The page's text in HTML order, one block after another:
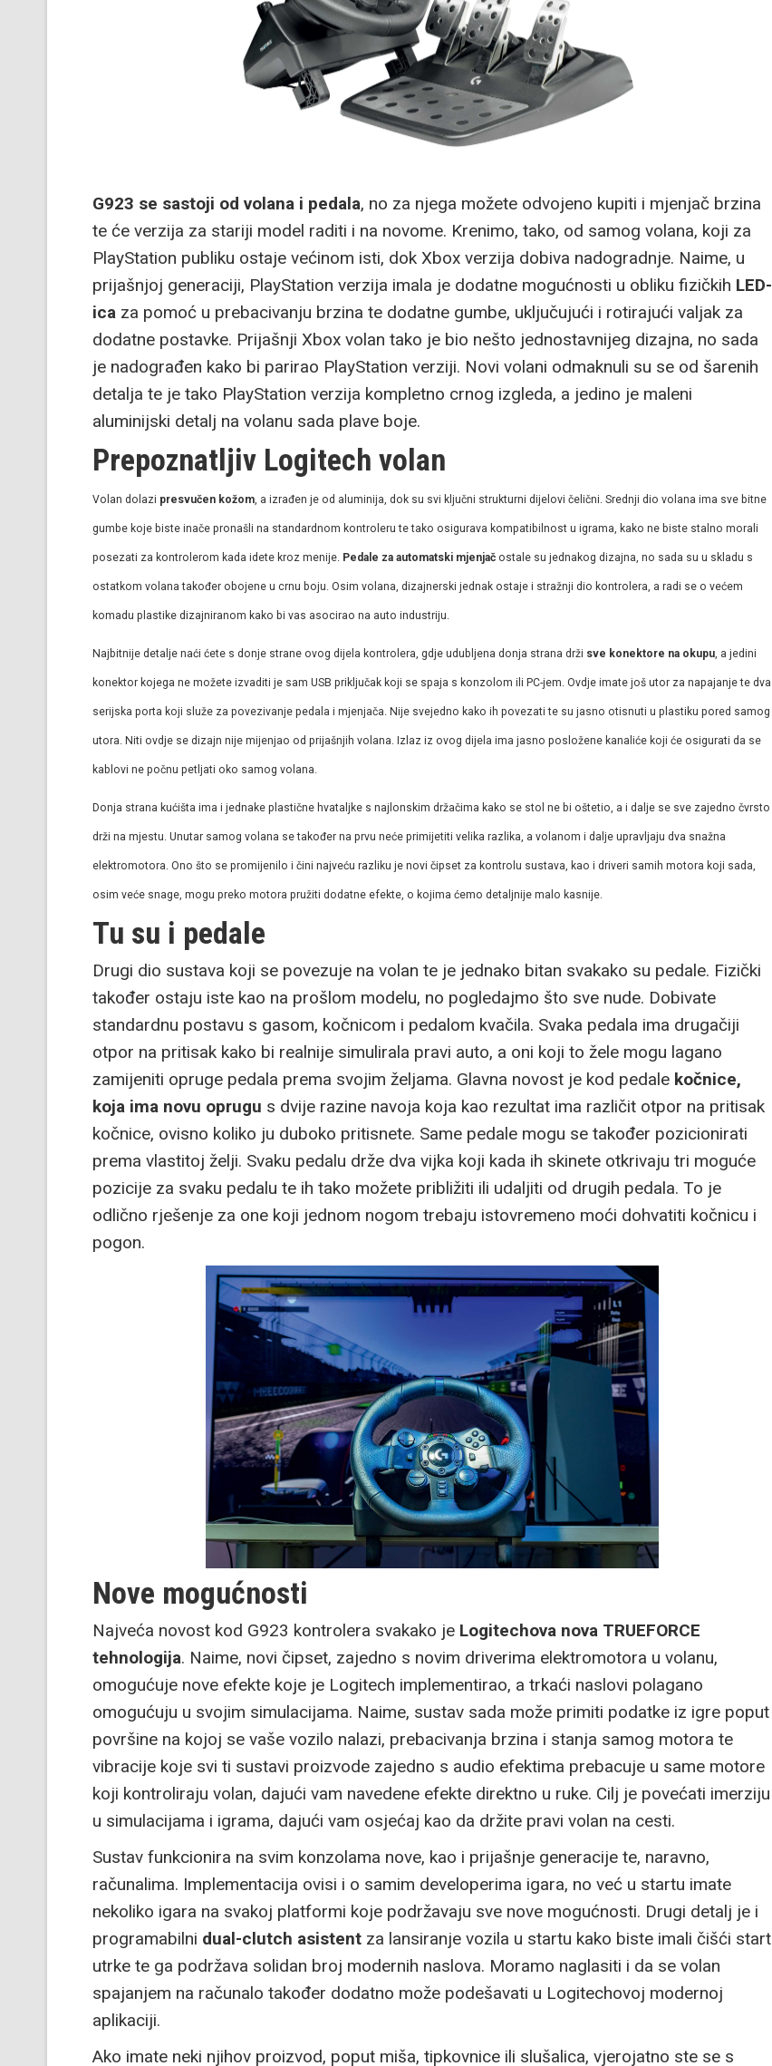
G923 se sastoji od volana i pedala, no za njega možete odvojeno kupiti i mjenjač brzina
te će verzija za stariji model raditi i na novome. Krenimo, tako, od samog volana, koji za
PlayStation publiku ostaje većinom isti, dok Xbox verzija dobiva nadogradnje. Naime, u
prijašnjoj generaciji, PlayStation verzija imala je dodatne mogućnosti u obliku fizičkih LED-
ica za pomoć u prebacivanju brzina te dodatne gumbe, uključujući i rotirajući valjak za
dodatne postavke. Prijašnji Xbox volan tako je bio nešto jednostavnijeg dizajna, no sada
je nadograđen kako bi parirao PlayStation verziji. Novi volani odmaknuli su se od šarenih
detalja te je tako PlayStation verzija kompletno crnog izgleda, a jedino je maleni
aluminijski detalj na volanu sada plave boje.
Prepoznatljiv Logitech volan
Volan dolazi presvučen kožom, a izrađen je od aluminija, dok su svi ključni strukturni dijelovi čelični. Srednji dio volana ima sve bitne
gumbe koje biste inače pronašli na standardnom kontroleru te tako osigurava kompatibilnost u igrama, kako ne biste stalno morali
posezati za kontrolerom kada idete kroz menije. Pedale za automatski mjenjač ostale su jednakog dizajna, no sada su u skladu s
ostatkom volana također obojene u crnu boju. Osim volana, dizajnerski jednak ostaje i stražnji dio kontrolera, a radi se o većem
komadu plastike dizajniranom kako bi vas asocirao na auto industriju.
Najbitnije detalje naći ćete s donje strane ovog dijela kontrolera, gdje udubljena donja strana drži sve konektore na okupu, a jedini
konektor kojega ne možete izvaditi je sam USB priključak koji se spaja s konzolom ili PC-jem. Ovdje imate još utor za napajanje te dva
serijska porta koji služe za povezivanje pedala i mjenjača. Nije svejedno kako ih povezati te su jasno otisnuti u plastiku pored samog
utora. Niti ovdje se dizajn nije mijenjao od prijašnjih volana. Izlaz iz ovog dijela ima jasno posložene kanaliće koji će osigurati da se
kablovi ne počnu petljati oko samog volana.
Donja strana kućišta ima i jednake plastične hvataljke s najlonskim držačima kako se stol ne bi oštetio, a i dalje se sve zajedno čvrsto
drži na mjestu. Unutar samog volana se također na prvu neće primijetiti velika razlika, a volanom i dalje upravljaju dva snažna
elektromotora. Ono što se promijenilo i čini najveću razliku je novi čipset za kontrolu sustava, kao i driveri samih motora koji sada,
osim veće snage, mogu preko motora pružiti dodatne efekte, o kojima ćemo detaljnije malo kasnije.
Tu su i pedale
Drugi dio sustava koji se povezuje na volan te je jednako bitan svakako su pedale. Fizički
također ostaju iste kao na prošlom modelu, no pogledajmo što sve nude. Dobivate
standardnu postavu s gasom, kočnicom i pedalom kvačila. Svaka pedala ima drugačiji
otpor na pritisak kako bi realnije simulirala pravi auto, a oni koji to žele mogu lagano
zamijeniti opruge pedala prema svojim željama. Glavna novost je kod pedale kočnice,
koja ima novu oprugu s dvije razine navoja koja kao rezultat ima različit otpor na pritisak
kočnice, ovisno koliko ju duboko pritisnete. Same pedale mogu se također pozicionirati
prema vlastitoj želji. Svaku pedalu drže dva vijka koji kada ih skinete otkrivaju tri moguće
pozicije za svaku pedalu te ih tako možete približiti ili udaljiti od drugih pedala. To je
odlično rješenje za one koji jednom nogom trebaju istovremeno moći dohvatiti kočnicu i
pogon.
Nove mogućnosti
Najveća novost kod G923 kontrolera svakako je Logitechova nova TRUEFORCE
tehnologija. Naime, novi čipset, zajedno s novim driverima elektromotora u volanu,
omogućuje nove efekte koje je Logitech implementirao, a trkaći naslovi polagano
omogućuju u svojim simulacijama. Naime, sustav sada može primiti podatke iz igre poput
površine na kojoj se vaše vozilo nalazi, prebacivanja brzina i stanja samog motora te
vibracije koje svi ti sustavi proizvode zajedno s audio efektima prebacuje u same motore
koji kontroliraju volan, dajući vam navedene efekte direktno u ruke. Cilj je povećati imerziju
u simulacijama i igrama, dajući vam osjećaj kao da držite pravi volan na cesti.
Sustav funkcionira na svim konzolama nove, kao i prijašnje generacije te, naravno,
računalima. Implementacija ovisi i o samim developerima igara, no već u startu imate
nekoliko igara na svakoj platformi koje podržavaju sve nove mogućnosti. Drugi detalj je i
programabilni dual-clutch asistent za lansiranje vozila u startu kako biste imali čišći start
utrke te ga podržava solidan broj modernih naslova. Moramo naglasiti i da se volan
spajanjem na računalo također dodatno može podešavati u Logitechovoj modernoj
aplikaciji.
Ako imate neki njihov proizvod, poput miša, tipkovnice ili slušalica, vjerojatno ste se s